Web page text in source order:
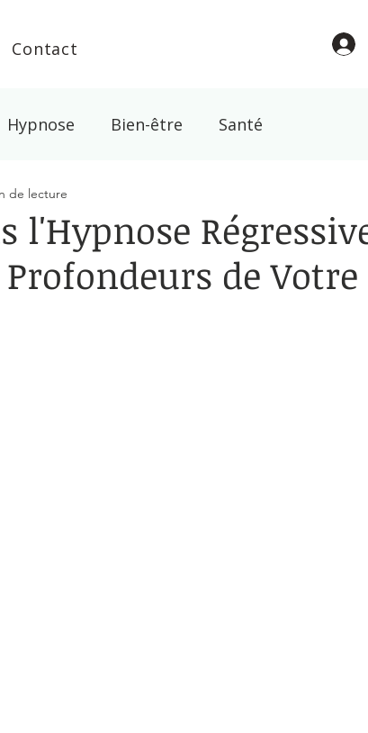
Contact
Hypnose Bien-être Santé
l'Hypnose
de
de lecture